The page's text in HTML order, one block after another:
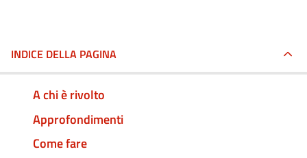
INDICE DELLA PAGINA
A chi è rivolto
Approfondimenti
Come fare